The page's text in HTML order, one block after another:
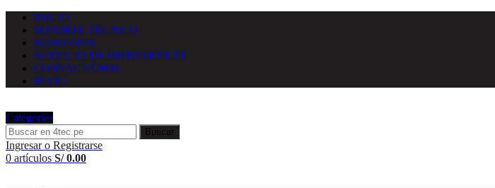
INICIO
SOPORTE TÉCNICO
NOSOTROS
SERVICIO DE IMPRESIÓN 3D
CONTACTÁNOS
BLOG
Categorías
Buscar
Ingresar o Registrarse
0 artículos S/0.00